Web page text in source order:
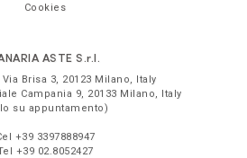
Cookies
ASTE S.r.l.
Via Brisa 3, 20123 Milano, Italy
Campania 9, 20133 Milano, Italy
su appuntamento)
+39 3397888947
+39 02.8052427